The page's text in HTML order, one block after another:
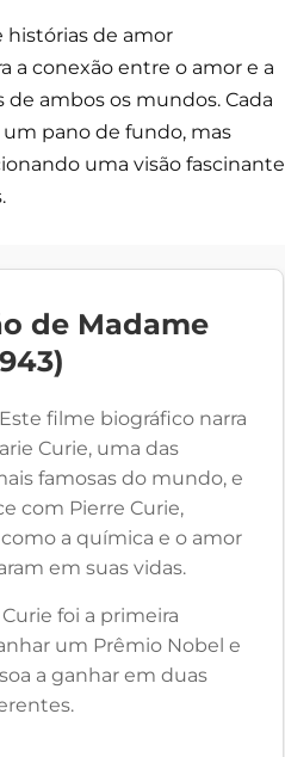
histórias de amor
a conexão entre o amor e a
ambos os mundos. Cada
pano de fundo, mas
uma visão fascinante
de Madame
Este filme biográfico narra
Curie, uma das
famosas do mundo, e
com Pierre Curie,
a química e o amor
em suas vidas.
foi a primeira
um Prêmio Nobel e
a ganhar em duas